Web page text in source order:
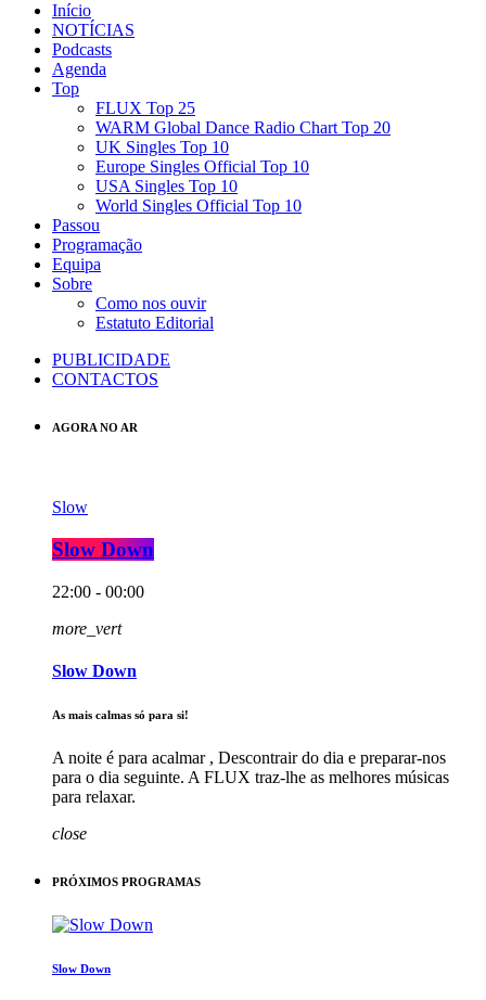
Início
NOTÍCIAS
Podcasts
Agenda
Top
FLUX Top 25
WARM Global Dance Radio Chart Top 20
UK Singles Top 10
Europe Singles Official Top 10
USA Singles Top 10
World Singles Official Top 10
Passou
Programação
Equipa
Sobre
Como nos ouvir
Estatuto Editorial
PUBLICIDADE
CONTACTOS
AGORA NO AR
Slow
Slow Down
22:00 - 00:00
more_vert
Slow Down
As mais calmas só para si!
A noite é para acalmar , Descontrair do dia e preparar-nos
para o dia seguinte. A FLUX traz-lhe as melhores músicas
para relaxar.
close
PRÓXIMOS PROGRAMAS
Slow Down